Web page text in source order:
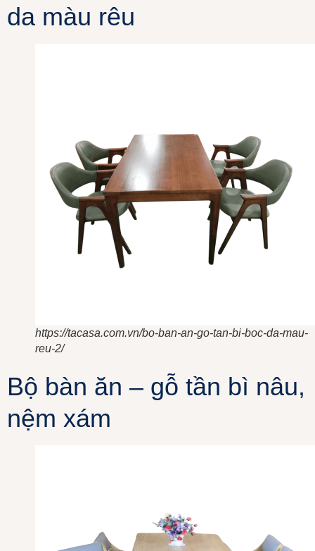
da màu rêu
https://tacasa.com.vn/bo-ban-an-go-tan-bi-boc-da-mau-
reu-2/
Bộ bàn ăn – gỗ tần bì nâu,
nệm xám